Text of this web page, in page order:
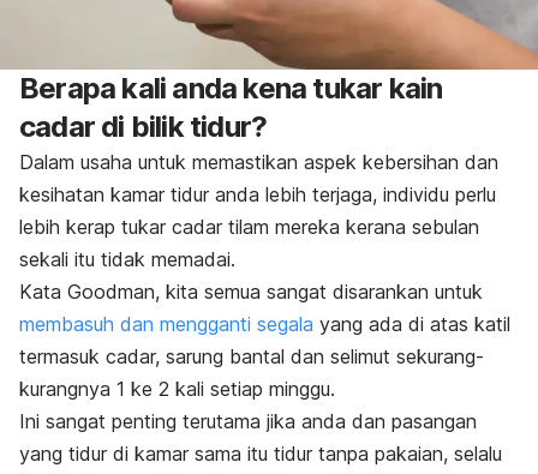
Berapa kali anda kena tukar kain
cadar di bilik tidur?
Dalam usaha untuk memastikan aspek kebersihan dan
kesihatan kamar tidur anda lebih terjaga, individu perlu
lebih kerap tukar cadar tilam mereka kerana sebulan
sekali itu tidak memadai.
Kata Goodman, kita semua sangat disarankan untuk
membasuh dan mengganti segala yang ada di atas katil
termasuk cadar, sarung bantal dan selimut sekurang-
kurangnya 1 ke 2 kali setiap minggu.
Ini sangat penting terutama jika anda dan pasangan
yang tidur di kamar sama itu tidur tanpa pakaian, selalu